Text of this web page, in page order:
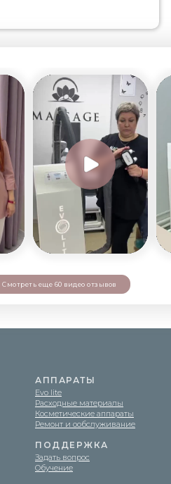
Смотреть еще 60 видео отзывов
Evo Lite © 2026
Оферта
Политика конфиденциальности
Evo lite
Расходные материалы
Косметические аппараты
Ремонт и ообслуживание
Задать вопрос
Обучение
АППАРАТЫ
ПОДДЕРЖКА